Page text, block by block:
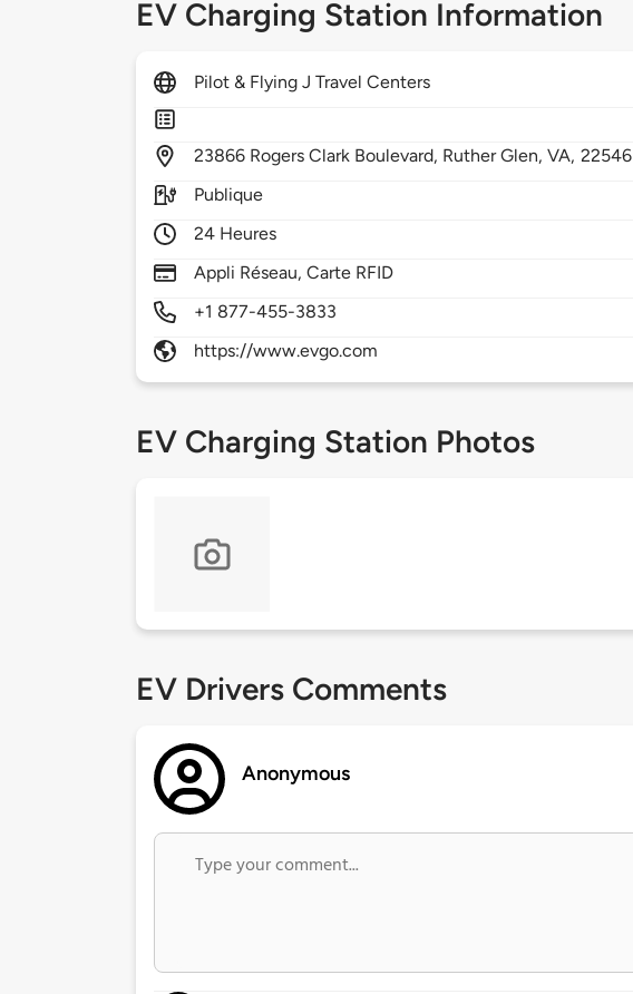
EV Charging Station Information
Pilot & Flying J Travel Centers
23866 Rogers Clark Boulevard, Ruther Glen,VA, 22546
Publique
24 Heures
Appli Réseau, Carte RFID
+1 877-455-3833
https://www.evgo.com
EV Charging Station Photos
EV Drivers Comments
Anonymous